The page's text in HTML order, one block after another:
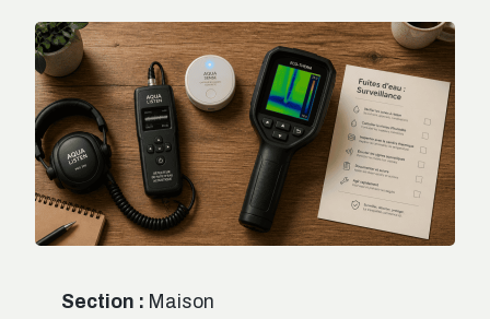
Section : Maison